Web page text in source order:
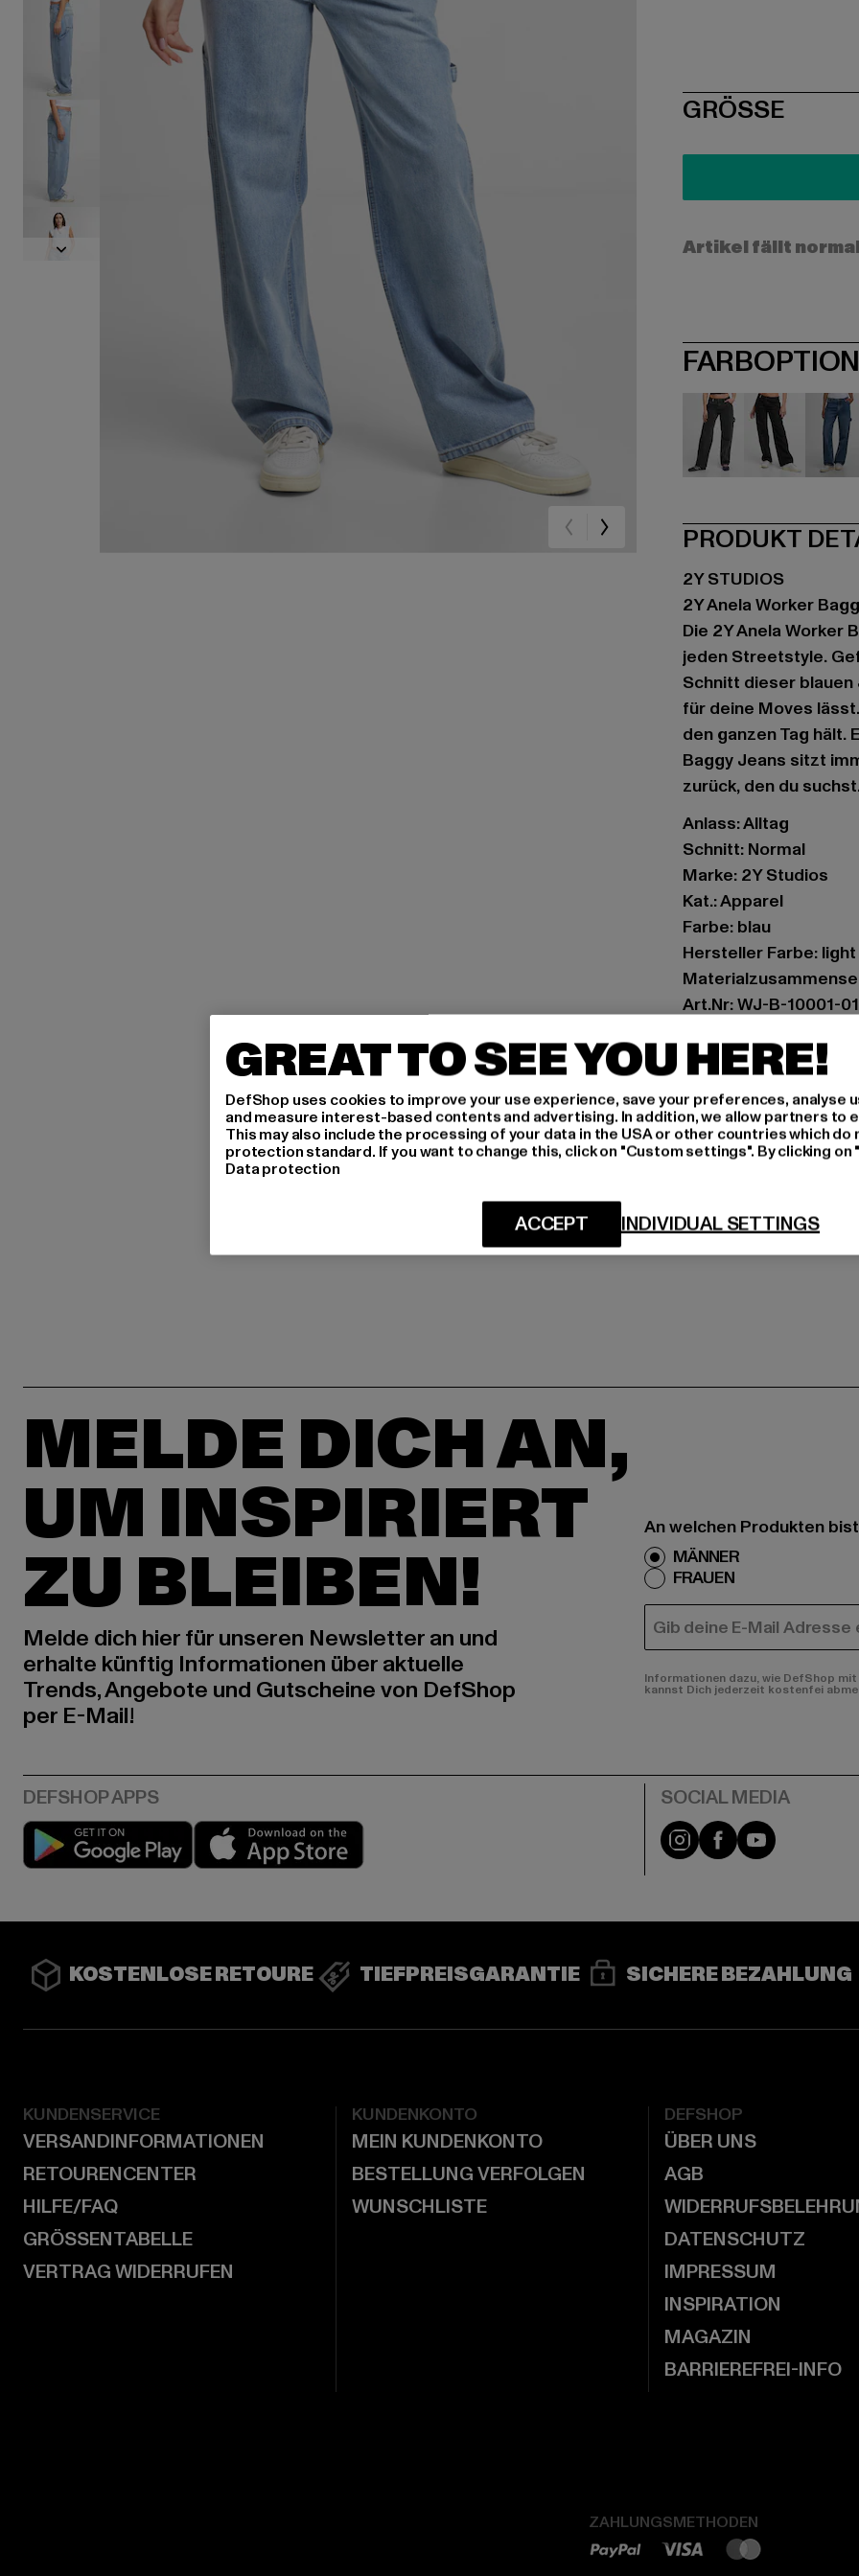
SIZE
GRÖSSE
Artikel fällt
PRODUKT
2Y STUDIOS
2Y Anela Worker
Die 2Y Anela Worker
jeden Streetstyle.
Schnitt dieser
für deine Moves
den ganzen Tag hält.
Baggy Jeans sitzt
zurück, den du
Anlass: Alltag
Schnitt: Normal
Marke: 2Y Studios
Kat.: Apparel
Farbe: blau
Hersteller Farbe:
Art.Nr: WJ-B-10001-
Hersteller: 2Y
Hollefeldstraße 16 |
GRÖSSE
LIEFERUNG &
MELDE DICH AN,
UM INSPIRIERT
ZU BLEIBEN!
Melde dich hier für unseren Newsletter an und
erhalte künftig Informationen über aktuelle
Trends, Angebote und Gutscheine von DefShop
per E-Mail!
An welchen Produkten
MÄNNER
FRAUEN
E-MAIL
Informationen dazu, wie DefShop
kannst Dich jederzeit kostenfei
Play market Instagram
FacebookYouTube
KOSTENLOSE RETOURE TIEFPREISGARANTIE SICHERE BEZAHLUNG
KUNDENSERVICE
VERSANDINFORMATIONEN
RETOURENCENTER
HILFE/FAQ
GRÖSSENTABELLE
VERTRAG WIDERRUFEN
KUNDENKONTO
MEIN KUNDENKONTO
BESTELLUNG VERFOLGEN
WUNSCHLISTE
DEFSHOP
ÜBER UNS
AGB
DATENSCHUTZ
IMPRESSUM
INSPIRATION
MAGAZIN
BARRIEREFREI-INFO
ZAHLUNGSMETHODEN
GREAT TO SEE YOU HERE!
DefShop uses cookies to improve your use experience, save your preferences, analyse
and measure interest-based contents and advertising. In addition, we allow partners to
This may also include the processing of your data in the USA or other countries which do
protection standard. If you want to change this, click on "Custom settings". By clicking
Data protection
INDIVIDUAL SETTINGS
ACCEPT